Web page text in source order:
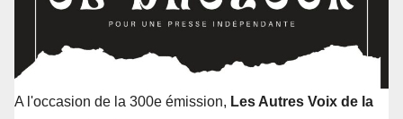
A l'occasion de la 300e émission, Les Autres Voix de la